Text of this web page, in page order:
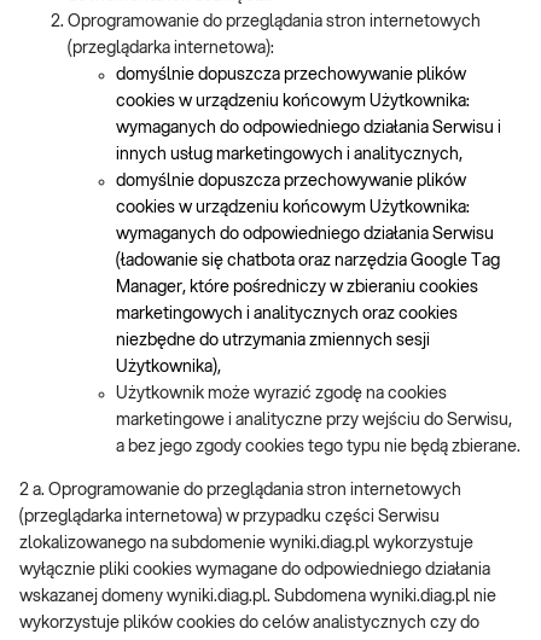
Oprogramowanie do przeglądania stron internetowych
(przeglądarka internetowa):
domyślnie dopuszcza przechowywanie plików
cookies w urządzeniu końcowym Użytkownika:
wymaganych do odpowiedniego działania Serwisu i
innych usług marketingowych i analitycznych,
domyślnie dopuszcza przechowywanie plików
cookies w urządzeniu końcowym Użytkownika:
wymaganych do odpowiedniego działania Serwisu
(ładowanie się chatbota oraz narzędzia Google Tag
Manager, które pośredniczy w zbieraniu cookies
marketingowych i analitycznych oraz cookies
niezbędne do utrzymania zmiennych sesji
Użytkownika),
Użytkownik może wyrazić zgodę na cookies
marketingowe i analityczne przy wejściu do Serwisu,
a bez jego zgody cookies tego typu nie będą zbierane.
2 a. Oprogramowanie do przeglądania stron internetowych
(przeglądarka internetowa) w przypadku części Serwisu
zlokalizowanego na subdomenie wyniki.diag.pl wykorzystuje
wyłącznie pliki cookies wymagane do odpowiedniego działania
wskazanej domeny wyniki.diag.pl. Subdomena wyniki.diag.pl nie
wykorzystuje plików cookies do celów analistycznych czy do